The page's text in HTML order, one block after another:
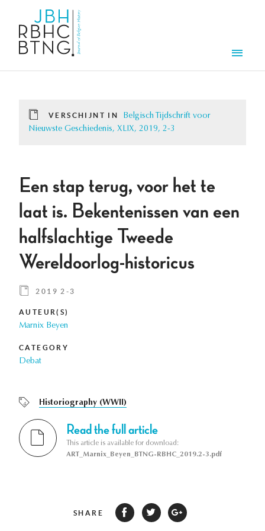
VERSCHIJNT IN
Belgisch Tijdschrift voor
Nieuwste Geschiedenis, XLIX, 2019, 2-3
Een stap terug, voor het te
laat is. Bekentenissen van een
halfslachtige Tweede
Wereldoorlog-historicus
2019 2-3
AUTEUR(S)
Marnix Beyen
CATEGORY
Debat
Historiography (WWII)
Read the full article
This article is available for download:
ART_Marnix_Beyen_BTNG-RBHC_2019.2-3.pdf
SHARE